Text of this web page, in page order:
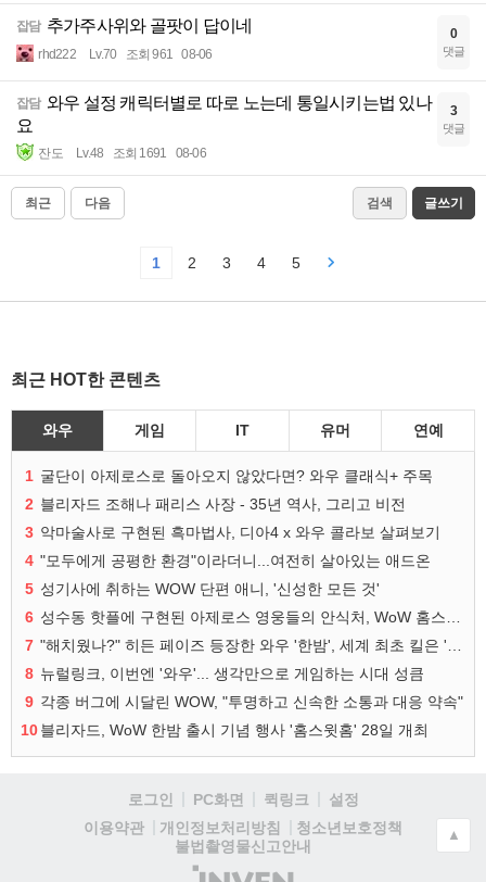
잡담 추가주사위와 골팟이 답이네
rhd222 Lv.70 조회 961 08-06
0
댓글
잡담 와우 설정 캐릭터별로 따로 노는데 통일시키는법 있나
요
잔도 Lv.48 조회 1691 08-06
3
댓글
최근 다음 검색 글쓰기
1 2 3 4 5
최근 HOT한 콘텐츠
와우 게임 IT 유머 연예
1 굴단이 아제로스로 돌아오지 않았다면? 와우 클래식+ 주목
2 블리자드 조해나 패리스 사장 - 35년 역사, 그리고 비전
3 악마술사로 구현된 흑마법사, 디아4 x 와우 콜라보 살펴보기
4 "모두에게 공평한 환경"이라더니...여전히 살아있는 애드온
5 성기사에 취하는 WOW 단편 애니, '신성한 모든 것'
6
성수동 핫플에 구현된 아제로스 영웅들의 안식처, WoW 홈스윗홈
7
"해치웠나?" 히든 페이즈 등장한 와우 '한밤', 세계 최초 킬은 '팀 리퀴드'
8 뉴럴링크, 이번엔 '와우'... 생각만으로 게임하는 시대 성큼
9 각종 버그에 시달린 WOW, "투명하고 신속한 소통과 대응 약속"
10블리자드, WoW 한밤 출시 기념 행사 '홈스윗홈' 28일 개최
로그인 PC화면 퀵링크
설정
이용약관
개인정보처리방침
청소년보호정책
불법촬영물신고안내
(주)
▲